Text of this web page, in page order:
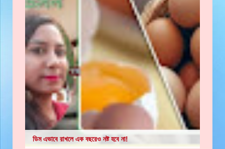
ডিম এভাবে রাখলে এক বছরেও নষ্ট হবে না!